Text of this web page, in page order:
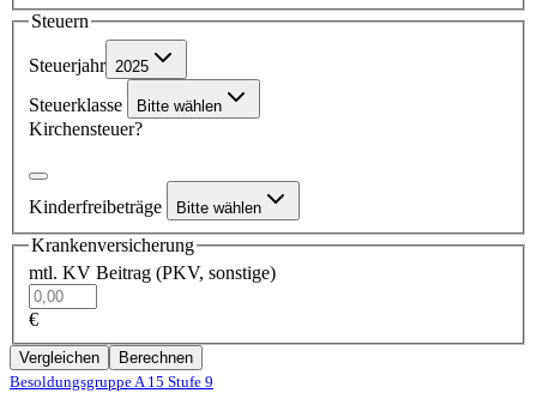
Steuern
Steuerjahr 2025
Steuerklasse Bitte wählen
Kirchensteuer?
Kinderfreibeträge Bitte wählen
Krankenversicherung
mtl. KV Beitrag (PKV, sonstige)
€
Vergleichen
Berechnen
Besoldungsgruppe A 15 Stufe 9